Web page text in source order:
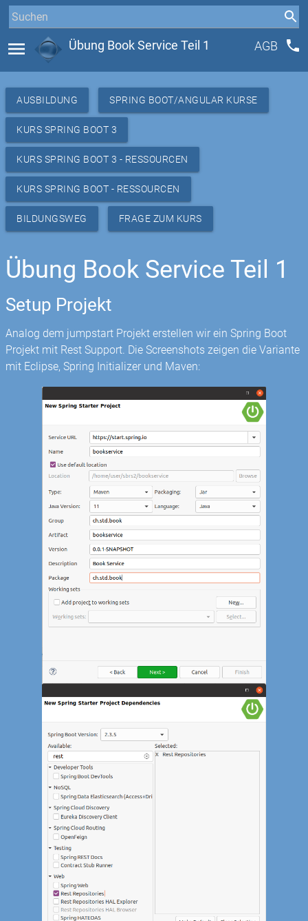
menu Übung Book Service Teil 1 AGB phone
AUSBILDUNG SPRING BOOT/ANGULAR KURSE
KURS SPRING BOOT 3
KURS SPRING BOOT 3 - RESSOURCEN
KURS SPRING BOOT - RESSOURCEN
BILDUNGSWEG FRAGE ZUM KURS
Übung Book Service Teil 1
Setup Projekt
Analog dem jumpstart Projekt erstellen wir ein Spring Boot
Projekt mit Rest Support. Die Screenshots zeigen die Variante
mit Eclipse, Spring Initializer und Maven: